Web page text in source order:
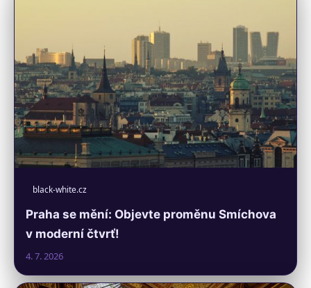
black-white.cz
Praha se mění: Objevte proměnu Smíchova
v moderní čtvrť!
4. 7. 2026